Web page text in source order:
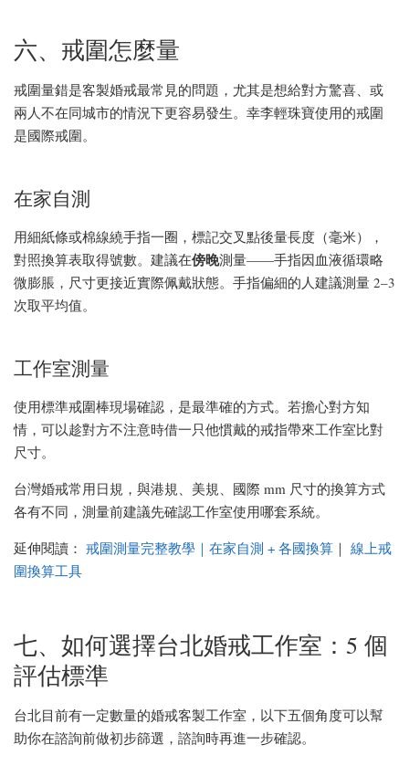
六、戒圍怎麼量
戒圍量錯是客製婚戒最常見的問題，尤其是想給對方驚喜、或
兩人不在同城市的情況下更容易發生。幸李輕珠寶使用的戒圍
是國際戒圍。
在家自測
用細紙條或棉線繞手指一圈，標記交叉點後量長度（毫米），
對照換算表取得號數。建議在傍晚測量——手指因血液循環略
微膨脹，尺寸更接近實際佩戴狀態。手指偏細的人建議測量 2–3
次取平均值。
工作室測量
使用標準戒圍棒現場確認，是最準確的方式。若擔心對方知
情，可以趁對方不注意時借一只他慣戴的戒指帶來工作室比對
尺寸。
台灣婚戒常用日規，與港規、美規、國際 mm 尺寸的換算方式
各有不同，測量前建議先確認工作室使用哪套系統。
延伸閱讀： 戒圍測量完整教學｜在家自測 + 各國換算 ｜ 線上戒
圍換算工具
七、如何選擇台北婚戒工作室：5 個
評估標準
台北目前有一定數量的婚戒客製工作室，以下五個角度可以幫
助你在諮詢前做初步篩選，諮詢時再進一步確認。